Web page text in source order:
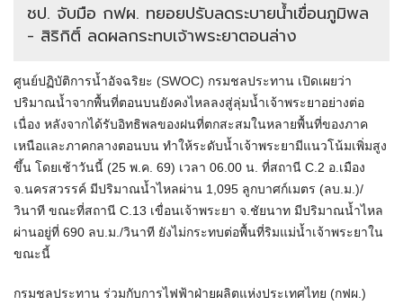
ชป. จับมือ กฟผ. ทยอยปรับลดระบายน้ำเขื่อนภูมิพล
- สิริกิติ์ ลดผลกระทบเจ้าพระยาตอนล่าง
ศูนย์ปฏิบัติการน้ำอัจฉริยะ (SWOC) กรมชลประทาน เปิดเผยว่า
ปริมาณน้ำจากพื้นที่ตอนบนยังคงไหลลงสู่ลุ่มน้ำเจ้าพระยาอย่างต่อ
เนื่อง หลังจากได้รับอิทธิพลของฝนที่ตกสะสมในหลายพื้นที่ของภาค
เหนือและภาคกลางตอนบน ทำให้ระดับน้ำเจ้าพระยามีแนวโน้มเพิ่มสูง
ขึ้น โดยเช้าวันนี้ (25 พ.ค. 69) เวลา 06.00 น. ที่สถานี C.2 อ.เมือง
จ.นครสวรรค์ มีปริมาณน้ำไหลผ่าน 1,095 ลูกบาศก์เมตร (ลบ.ม.)/
วินาที ขณะที่สถานี C.13 เขื่อนเจ้าพระยา จ.ชัยนาท มีปริมาณน้ำไหล
ผ่านอยู่ที่ 690 ลบ.ม./วินาที ยังไม่กระทบต่อพื้นที่ริมแม่น้ำเจ้าพระยาใน
ขณะนี้
กรมชลประทาน ร่วมกับการไฟฟ้าฝ่ายผลิตแห่งประเทศไทย (กฟผ.)